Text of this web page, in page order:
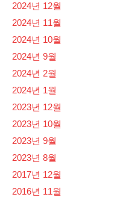
2024년 12월
2024년 11월
2024년 10월
2024년 9월
2024년 2월
2024년 1월
2023년 12월
2023년 10월
2023년 9월
2023년 8월
2017년 12월
2016년 11월